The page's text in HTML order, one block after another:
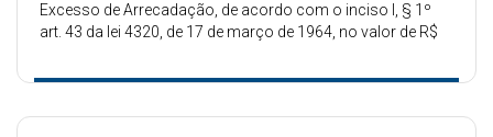
Excesso de Arrecadação, de acordo com o inciso I, § 1º
art. 43 da lei 4320, de 17 de março de 1964, no valor de R$